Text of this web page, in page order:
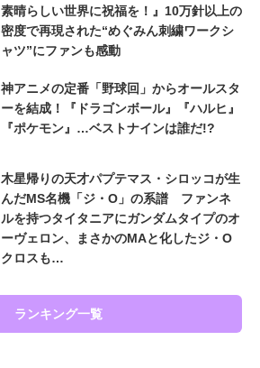
素晴らしい世界に祝福を！』10万針以上の
密度で再現された“めぐみん刺繍ワークシ
ャツ”にファンも感動
神アニメの定番「野球回」からオールスタ
ーを結成！『ドラゴンボール』『ハルヒ』
『ポケモン』…ベストナインは誰だ!?
木星帰りの天才パプテマス・シロッコが生
んだMS名機「ジ・O」の系譜 ファンネ
ルを持つタイタニアにガンダムタイプのオ
ーヴェロン、まさかのMAと化したジ・O
クロスも…
ランキング一覧